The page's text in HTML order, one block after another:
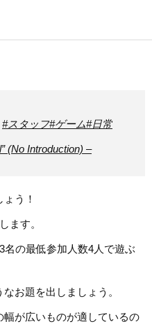
#スタッフ#ゲーム#日常
(No Introduction) –
う！
ます。
の最低参加人数4人で遊ぶ
お題を出しましょう。
が広いものが適しているの